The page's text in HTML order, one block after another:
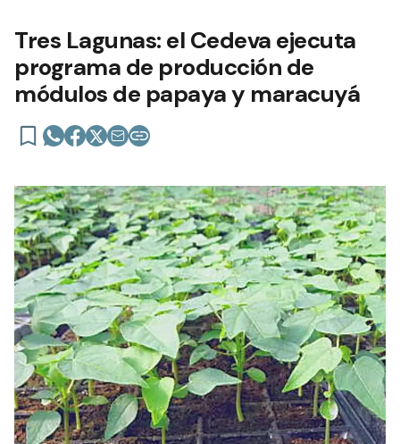
Tres Lagunas: el Cedeva ejecuta
programa de producción de
módulos de papaya y maracuyá